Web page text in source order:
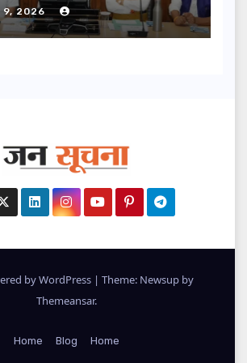
9, 2026
by WordPress | Theme: Newsup by
Themeansar.
Home Blog Home